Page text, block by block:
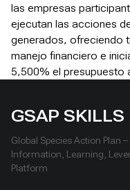
las empresas
ejecutan las acciones
generados, ofreciendo
manejo financiero e
5,500% el presupuesto
GSAP SKILLS
Global Species Action Plan
Information, Learning,
Platform